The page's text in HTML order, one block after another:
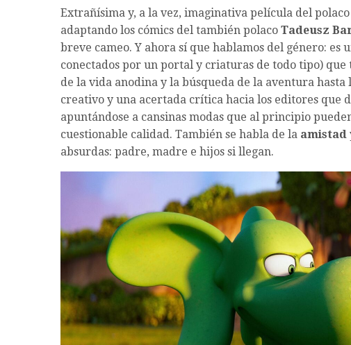
Extrañísima y, a la vez, imaginativa película del polaco
adaptando los cómics del también polaco Tadeusz
breve cameo. Y ahora sí que hablamos del género: es
conectados por un portal y criaturas de todo tipo)
de la vida anodina y la búsqueda de la aventura
creativo y una acertada crítica hacia los editores que
apuntándose a cansinas modas que al principio
cuestionable calidad. También se habla de la amistad
absurdas: padre, madre e hijos si llegan.